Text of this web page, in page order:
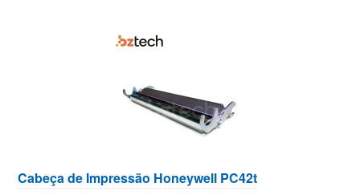
Cabeça de Impressão Honeywell PC42t